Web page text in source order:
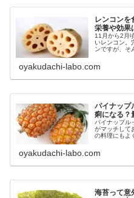
レンコンを
栄養や効果
11月から2月
いレンコン。
ンですが、そ
oyakudachi-labo.com
パイナップ
痢になる？
パイナップル
がマッチして
の料理にもよ
oyakudachi-labo.com
海苔って意